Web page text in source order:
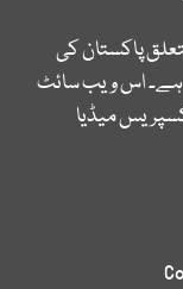
پاکستان کی
ہے۔ اس ویب سائٹ
میڈیا